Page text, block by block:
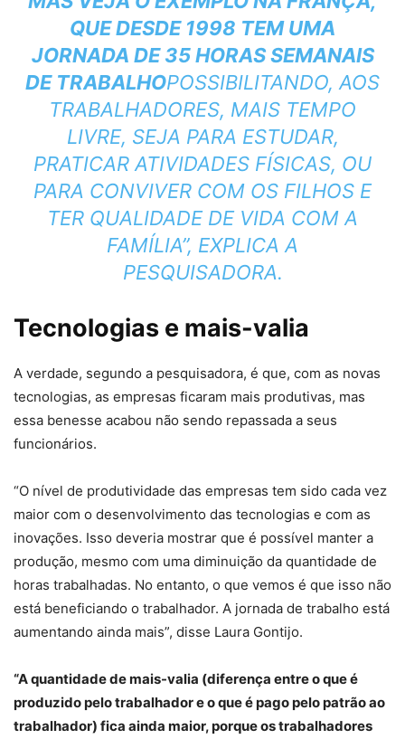
QUE DESDE 1998 TEM UMA
JORNADA DE 35 HORAS SEMANAIS
DE TRABALHOPOSSIBILITANDO, AOS
TRABALHADORES, MAIS TEMPO
LIVRE, SEJA PARA ESTUDAR,
PRATICAR ATIVIDADES FÍSICAS, OU
PARA CONVIVER COM OS FILHOS E
TER QUALIDADE DE VIDA COM A
FAMÍLIA”, EXPLICA A
PESQUISADORA.
Tecnologias e mais-valia
A verdade, segundo a pesquisadora, é que, com as novas
tecnologias, as empresas ficaram mais produtivas, mas
essa benesse acabou não sendo repassada a seus
funcionários.
“O nível de produtividade das empresas tem sido cada vez
maior com o desenvolvimento das tecnologias e com as
inovações. Isso deveria mostrar que é possível manter a
produção, mesmo com uma diminuição da quantidade de
horas trabalhadas. No entanto, o que vemos é que isso não
está beneficiando o trabalhador. A jornada de trabalho está
aumentando ainda mais”, disse Laura Gontijo.
“A quantidade de mais-valia (diferença entre o que é
produzido pelo trabalhador e o que é pago pelo patrão ao
trabalhador) fica ainda maior, porque os trabalhadores